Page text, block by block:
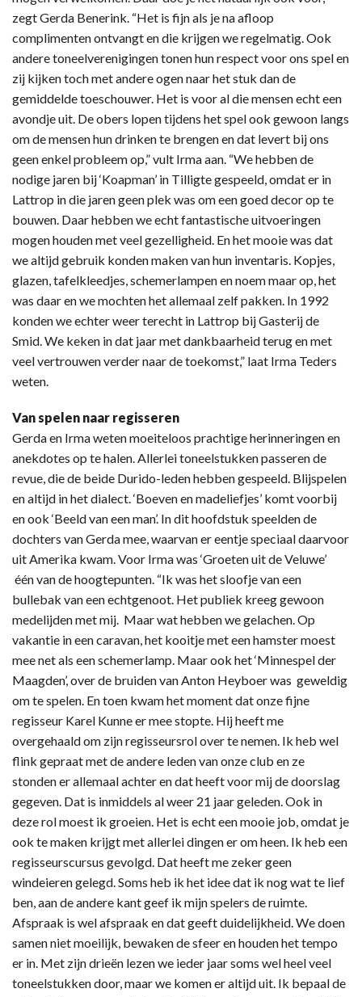
zegt Gerda Benerink. “Het is fijn als je na afloop
complimenten ontvangt en die krijgen we regelmatig. Ook
andere toneelverenigingen tonen hun respect voor ons spel en
zij kijken toch met andere ogen naar het stuk dan de
gemiddelde toeschouwer. Het is voor al die mensen echt een
avondje uit. De obers lopen tijdens het spel ook gewoon langs
om de mensen hun drinken te brengen en dat levert bij ons
geen enkel probleem op,” vult Irma aan. “We hebben de
nodige jaren bij ‘Koapman’ in Tilligte gespeeld, omdat er in
Lattrop in die jaren geen plek was om een goed decor op te
bouwen. Daar hebben we echt fantastische uitvoeringen
mogen houden met veel gezelligheid. En het mooie was dat
we altijd gebruik konden maken van hun inventaris. Kopjes,
glazen, tafelkleedjes, schemerlampen en noem maar op, het
was daar en we mochten het allemaal zelf pakken. In 1992
konden we echter weer terecht in Lattrop bij Gasterij de
Smid. We keken in dat jaar met dankbaarheid terug en met
veel vertrouwen verder naar de toekomst,” laat Irma Teders
weten.
Van spelen naar regisseren
Gerda en Irma weten moeiteloos prachtige herinneringen en
anekdotes op te halen. Allerlei toneelstukken passeren de
revue, die de beide Durido-leden hebben gespeeld. Blijspelen
en altijd in het dialect. ‘Boeven en madeliefjes’ komt voorbij
en ook ‘Beeld van een man’. In dit hoofdstuk speelden de
dochters van Gerda mee, waarvan er eentje speciaal daarvoor
uit Amerika kwam. Voor Irma was ‘Groeten uit de Veluwe’
één van de hoogtepunten. “Ik was het sloofje van een
bullebak van een echtgenoot. Het publiek kreeg gewoon
medelijden met mij. Maar wat hebben we gelachen. Op
vakantie in een caravan, het kooitje met een hamster moest
mee net als een schemerlamp. Maar ook het ‘Minnespel der
Maagden’, over de bruiden van Anton Heyboer was geweldig
om te spelen. En toen kwam het moment dat onze fijne
regisseur Karel Kunne er mee stopte. Hij heeft me
overgehaald om zijn regisseursrol over te nemen. Ik heb wel
flink gepraat met de andere leden van onze club en ze
stonden er allemaal achter en dat heeft voor mij de doorslag
gegeven. Dat is inmiddels al weer 21 jaar geleden. Ook in
deze rol moest ik groeien. Het is echt een mooie job, omdat je
ook te maken krijgt met allerlei dingen er om heen. Ik heb een
regisseurscursus gevolgd. Dat heeft me zeker geen
windeieren gelegd. Soms heb ik het idee dat ik nog wat te lief
ben, aan de andere kant geef ik mijn spelers de ruimte.
Afspraak is wel afspraak en dat geeft duidelijkheid. We doen
samen niet moeilijk, bewaken de sfeer en houden het tempo
er in. Met zijn drieën lezen we ieder jaar soms wel heel veel
toneelstukken door, maar we komen er altijd uit. Ik bepaal de